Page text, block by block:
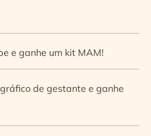
e ganhe um kit MAM!
de gestante e ganhe